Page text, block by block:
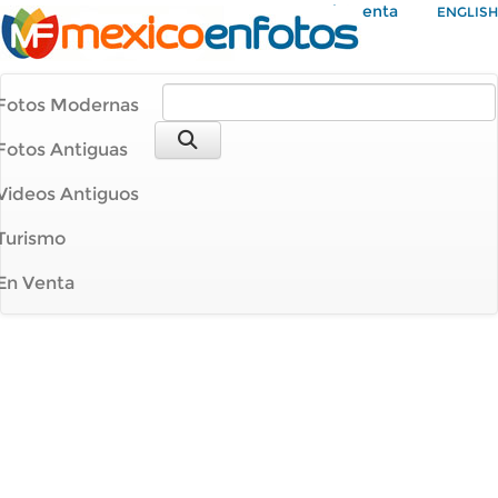
Mi Cuenta ENGLISH
Modernas
Antiguas
Antiguos
Venta